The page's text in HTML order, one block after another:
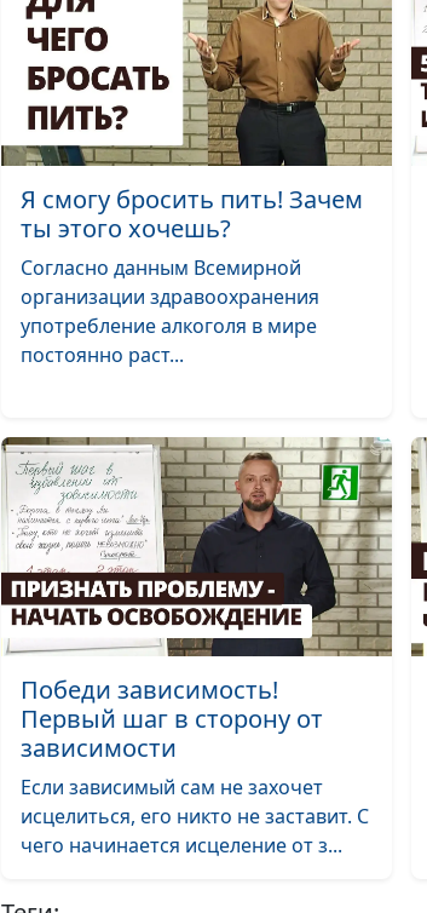
Я смогу бросить пить! Зачем
ты этого хочешь?
Согласно данным Всемирной
организации здравоохранения
употребление алкоголя в мире
постоянно раст...
Победи зависимость!
Первый шаг в сторону от
зависимости
Если зависимый сам не захочет
исцелиться, его никто не заставит. С
чего начинается исцеление от з...